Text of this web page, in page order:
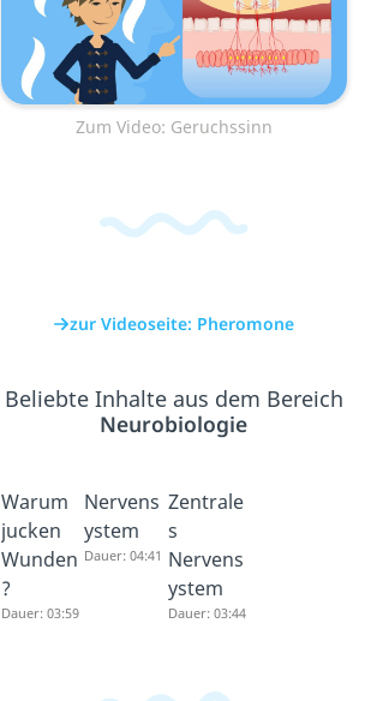
Zum Video: Geruchssinn
zur Videoseite: Pheromone
Beliebte Inhalte aus dem Bereich
Neurobiologie
Warum
jucken
Wunden
?
Dauer: 03:59
Nervens
ystem
Dauer: 04:41
Zentrale
s
Nervens
ystem
Dauer: 03:44